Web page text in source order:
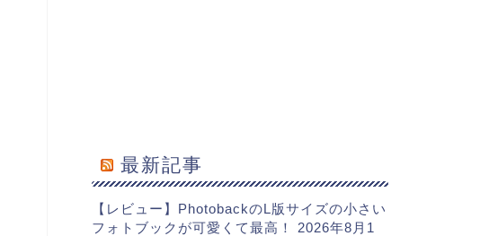
最新記事
【レビュー】PhotobackのL版サイズの小さい
フォトブックが可愛くて最高！
2026年8月1